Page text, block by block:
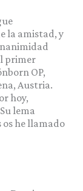
la amistad, y
primer
OP,
Austria.
hoy,
lema
os he llamado